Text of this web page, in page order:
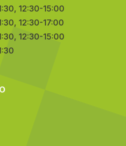
12:30-15:00
12:30-17:00
12:30-15:00